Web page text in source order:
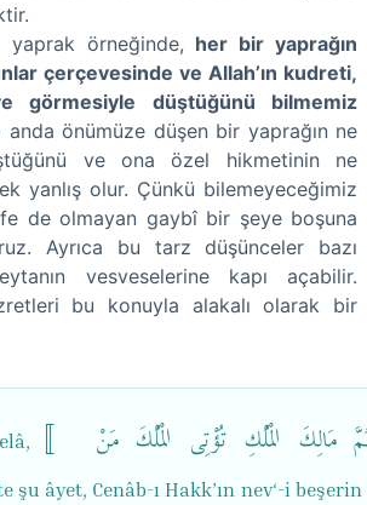
yaprak örneğinde, her bir yaprağın
çerçevesinde ve Allah’ın kudreti,
görmesiyle düştüğünü bilmemiz
anda önümüze düşen bir yaprağın ne
ve ona özel hikmetinin ne
yanlış olur. Çünkü bilemeyeceğimiz
de olmayan gaybî bir şeye boşuna
Ayrıca bu tarz düşünceler bazı
vesveselerine kapı açabilir.
bu konuyla alakalı olarak bir
〚 قُلِ اللّٰهُمَّ مَالِكَ الْمُلْكِ تُؤْتِی الْمُلْكَ مَنْ
şu âyet, Cenâb-ı Hakk’ın nev‘-i